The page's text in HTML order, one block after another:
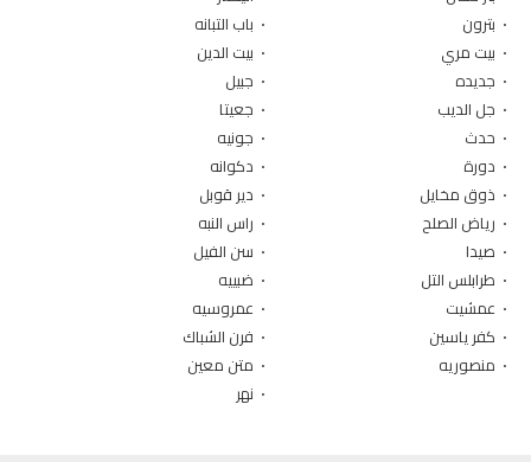
• باب التبانه
• بترون
• بيت الدين
• بيت مري
• جبيل
• جديده
• جعيتا
• جل الديب
• جونيه
• حدث
• دكوانه
• دورة
• دير قوبل
• ذوق مخايل
• راس النبه
• رياض الصلح
• سن الفيل
• صيدا
• ضبييه
• طرابلس التل
• عمروسيه
• عمشيت
• فرن الشباك
• كفر ياسين
• متن معين
• منصوريه
• نهر